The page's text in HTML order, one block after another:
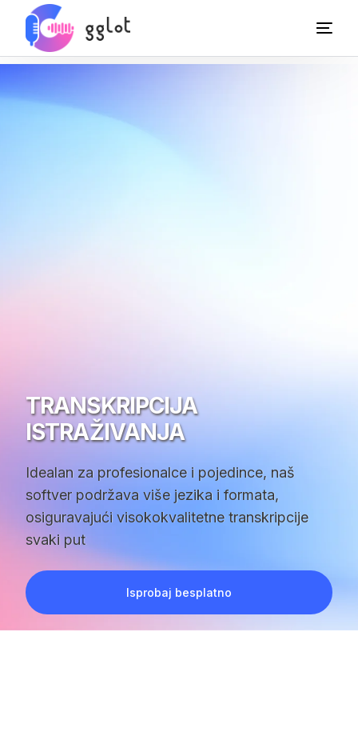
TRANSKRIPCIJA
ISTRAŽIVANJA
Idealan za profesionalce i pojedince, naš
softver podržava više jezika i formata,
osiguravajući visokokvalitetne transkripcije
svaki put
Isprobaj besplatno